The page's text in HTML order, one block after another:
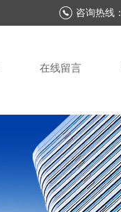
咨询热线：
在线留言